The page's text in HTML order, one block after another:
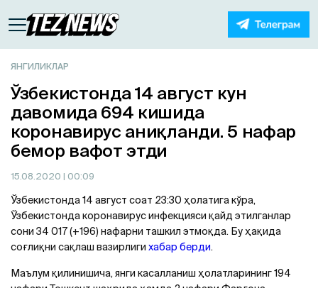
ЯНГИЛИКЛАР
Ўзбекистонда 14 август кун
давомида 694 кишида
коронавирус аниқланди. 5 нафар
бемор вафот этди
15.08.2020 | 00:09
Ўзбекистонда 14 август соат 23:30 ҳолатига кўра,
Ўзбекистонда коронавирус инфекцияси қайд этилганлар
сони 34 017 (+196) нафарни ташкил этмоқда. Бу ҳақида
соғлиқни сақлаш вазирлиги хабар берди.
Маълум қилинишича, янги касалланиш ҳолатларининг 194